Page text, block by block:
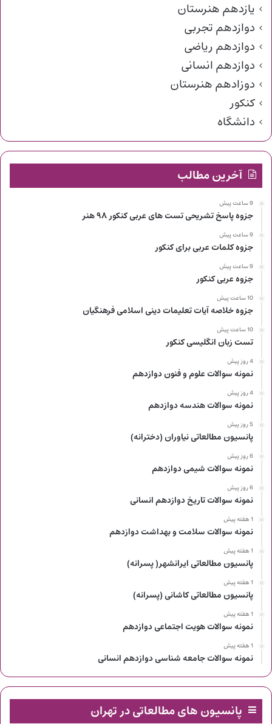
یازدهم هنرستان
دوازدهم تجربی
دوازدهم ریاضی
دوازدهم انسانی
دوزادهم هنرستان
کنکور
دانشگاه
آخرین مطالب
9 ساعت پیش
جزوه پاسخ تشریحی تست های عربی کنکور ۹۸ هنر
9 ساعت پیش
جزوه کلمات عربی برای کنکور
9 ساعت پیش
جزوه عربی کنکور
10 ساعت پیش
جزوه خلاصه آیات تعلیمات دینی اسلامی فرهنگیان
10 ساعت پیش
تست زبان انگلیسی کنکور
4 روز پیش
نمونه سوالات علوم و فنون دوازدهم
4 روز پیش
نمونه سوالات هندسه دوازدهم
5 روز پیش
پانسیون مطالعاتی نیاوران (دخترانه)
6 روز پیش
نمونه سوالات شیمی دوازدهم
6 روز پیش
نمونه سوالات تاریخ دوازدهم انسانی
1 هفته پیش
نمونه سوالات سلامت و بهداشت دوازدهم
1 هفته پیش
پانسیون مطالعاتی ایرانشهر( پسرانه)
1 هفته پیش
پانسیون مطالعاتی کاشانی (پسرانه)
1 هفته پیش
نمونه سوالات هویت اجتماعی دوازدهم
1 هفته پیش
نمونه سوالات جامعه شناسی دوازدهم انسانی
پانسیون های مطالعاتی در تهران